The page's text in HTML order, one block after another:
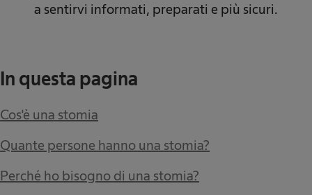
a sentirvi informati, preparati e più sicuri.
In questa pagina
Cos'è una stomia
Quante persone hanno una stomia?
Perché ho bisogno di una stomia?